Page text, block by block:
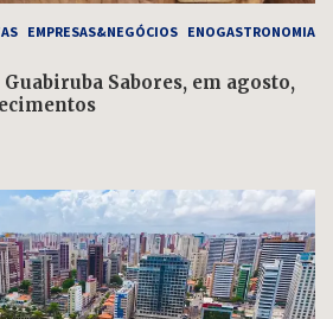
EMPRESAS&NEGÓCIOS ENOGASTRONOMIA
Sabores, em agosto,